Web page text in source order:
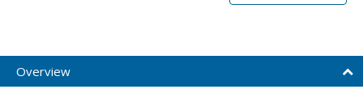
Overview